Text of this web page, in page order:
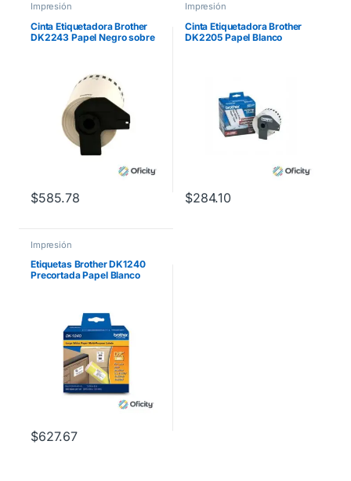
Impresión
Cinta Etiquetadora Brother
DK2243 Papel Negro sobre
$585.78
Impresión
Cinta Etiquetadora Brother
DK2205 Papel Blanco
$284.10
Impresión
Etiquetas Brother DK1240
Precortada Papel Blanco
$627.67